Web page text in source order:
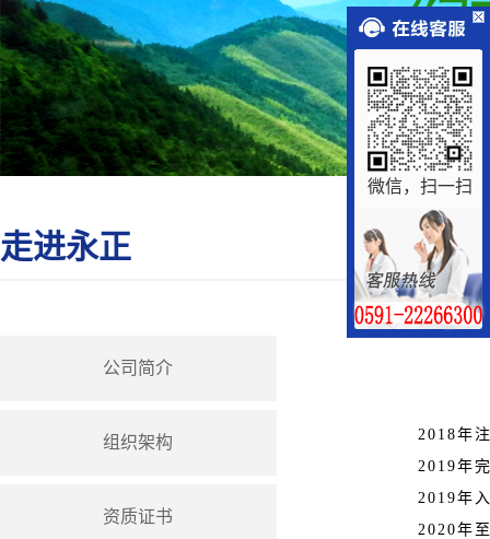
走进永正
公司简介
组织架构
资质证书
2018年
2019年
2019年
2020年
微信，扫一扫